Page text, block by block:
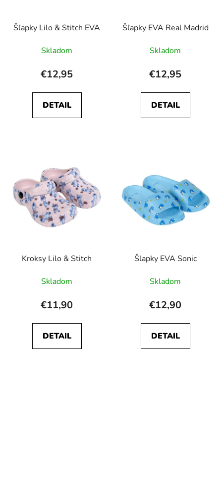
Šľapky Lilo & Stitch EVA
Skladom
€12,95
DETAIL
Šľapky EVA Real Madrid
Skladom
€12,95
DETAIL
Kroksy Lilo & Stitch
Skladom
€11,90
DETAIL
Šľapky EVA Sonic
Skladom
€12,90
DETAIL